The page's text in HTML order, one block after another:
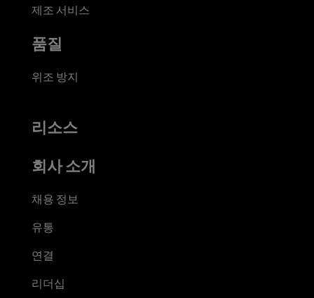
제조 서비스
품질
위조 방지
리소스
회사 소개
채용 정보
유통
연결
리더십